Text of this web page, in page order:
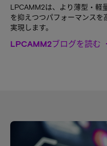
LPCAMM2は、より薄型・軽
を抑えつつパフォーマンスを
実現します。
LPCAMM2ブログを読む